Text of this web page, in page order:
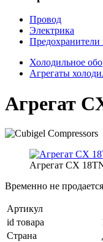
Провод
Электрика
Холодильное
Агрегаты
Агрегат
Агрегат CX
Временно не продается
Артикул
id товара
Страна